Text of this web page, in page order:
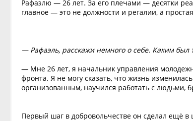
Рафаэлю — 26 лет. За его плечами — десятки
главное — это не должности и регалии, а
— Рафаэль, расскажи немного о себе. Каким был
— Мне 26 лет, я начальник управления
фронта. Я не могу сказать, что жизнь
организованным, научился работать с людьми,
Первый шаг в добровольчестве он сделал ещё в